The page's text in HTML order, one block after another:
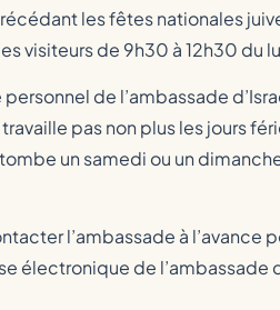
les fêtes nationales
visiteurs de 9h30 à 12h30 du
de l’ambassade
pas non plus les jours
un samedi ou un
l’ambassade à
électronique de l’ambassade